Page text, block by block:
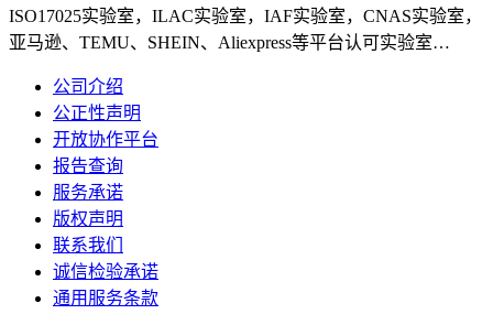
ISO17025实验室，ILAC实验室，IAF实验室，CNAS实验室，
亚马逊、TEMU、SHEIN、Aliexpress等平台认可实验室…
公司介绍
公正性声明
开放协作平台
报告查询
服务承诺
版权声明
联系我们
诚信检验承诺
通用服务条款